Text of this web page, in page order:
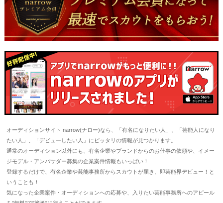
オーディションサイト narrow(ナロー)なら、「有名になりたい人」、「芸能人になり
たい人」、「デビューしたい人」にピッタリの情報が見つかります。
通常のオーディション以外にも、有名企業やブランドからのお仕事の依頼や、イメー
ジモデル・アンバサダー募集の企業案件情報もいっぱい！
登録するだけで、有名企業や芸能事務所からスカウトが届き、即芸能界デビュー！と
いうことも！
気になった企業案件・オーディションへの応募や、入りたい芸能事務所へのアピール